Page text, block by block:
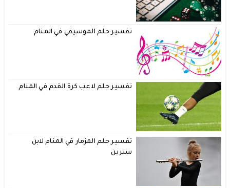
تفسير حلم الموسيقي في المنام
تفسير حلم لاعب كرة القدم في المنام
تفسير حلم المزمار في المنام لابن
سيرين